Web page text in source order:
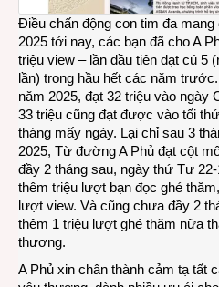
Điều chấn động con tim đa
2025 tới nay, các bạn đã cho A
triệu view – lần đầu tiên đạt cú 5
lần) trong hầu hết các năm
năm 2025, đạt 32 triệu vào ngày
33 triệu cũng đạt được vào tối
tháng mấy ngày. Lại chỉ sau 3
2025, Từ đường A Phủ đạt cột
đầy 2 tháng sau, ngày thứ Tư
thêm triệu lượt bạn đọc ghé
lượt view. Và cũng chưa đầy 2
thêm 1 triệu lượt ghé thăm nữa
thương.
A Phủ xin chân thành cảm tạ tất